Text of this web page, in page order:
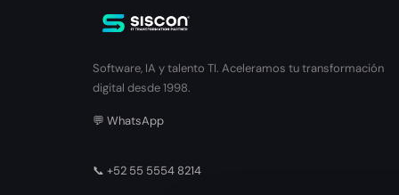
Software, IA y talento TI. Aceleramos tu transformación
digital desde 1998.
💬 WhatsApp
📞 +52 55 5554 8214